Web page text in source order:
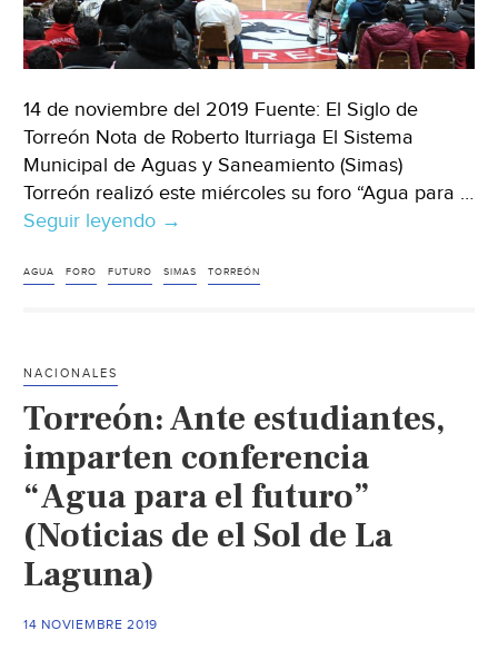
14 de noviembre del 2019 Fuente: El Siglo de
Torreón Nota de Roberto Iturriaga El Sistema
Municipal de Aguas y Saneamiento (Simas)
Torreón realizó este miércoles su foro “Agua para …
Seguir leyendo Coahuila:
condiciones
Región
Lagunera
(El
Siglo
de
→
AGUA FORO FUTURO SIMAS TORREÓN
NACIONALES
Torreón: Ante estudiantes,
imparten conferencia
“Agua para el futuro”
(Noticias de el Sol de La
Laguna)
14 NOVIEMBRE 2019